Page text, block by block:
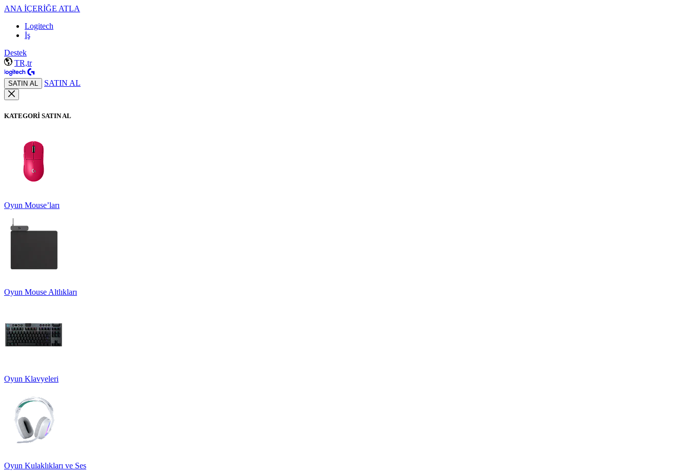
ANA İÇERİĞE ATLA
Logitech
İş
Destek
TR,tr
SATIN AL SATIN AL
KATEGORİ SATIN AL
Oyun Mouse’ları
Oyun Mouse Altlıkları
Oyun Klavyeleri
Oyun Kulaklıkları ve Ses